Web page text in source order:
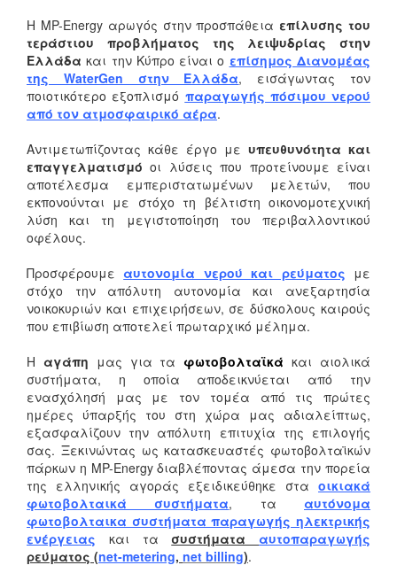
Η MP-Energy αρωγός στην προσπάθεια επίλυσης του
τεράστιου προβλήματος της λειψυδρίας στην
Ελλάδα και την Κύπρο είναι ο επίσημος Διανομέας
της WaterGen στην Ελλάδα, εισάγωντας τον
ποιοτικότερο εξοπλισμό παραγωγής πόσιμου νερού
από τον ατμοσφαιρικό αέρα.
Αντιμετωπίζοντας κάθε έργο με υπευθυνότητα και
επαγγελματισμό οι λύσεις που προτείνουμε είναι
αποτέλεσμα εμπεριστατωμένων μελετών, που
εκπονούνται με στόχο τη βέλτιστη οικονομοτεχνική
λύση και τη μεγιστοποίηση του περιβαλλοντικού
οφέλους.
Προσφέρουμεαυτονομία νερού και ρεύματος με
στόχο την απόλυτη αυτονομία και ανεξαρτησία
νοικοκυριών και επιχειρήσεων, σε δύσκολους καιρούς
που επιβίωση αποτελεί πρωταρχικό μέλημα.
Η αγάπη μας για τα φωτοβολταϊκά και αιολικά
συστήματα, η οποία αποδεικνύεται από την
ενασχόλησή μας με τον τομέα από τις πρώτες
ημέρες ύπαρξής του στη χώρα μας αδιαλείπτως,
εξασφαλίζουν την απόλυτη επιτυχία της επιλογής
σας. Ξεκινώντας ως κατασκευαστές φωτοβολταϊκών
πάρκων η MP-Energy διαβλέποντας άμεσα την πορεία
της ελληνικής αγοράς εξειδικεύθηκε στα οικιακά
φωτοβολταικά συστήματα, τααυτόνομα
φωτοβολταικα συστήματα παραγωγής ηλεκτρικής
ενέργειας και τα συστήματα αυτοπαραγωγής
ρεύματος (net-metering, net billing).